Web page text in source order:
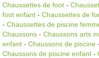
Chaussettes de foot -
foot enfant - Chaussettes de
- Chaussettes de piscine
Chaussons - Chaussons arts
enfant - Chaussons de piscine -
Chaussons de piscine enfant -